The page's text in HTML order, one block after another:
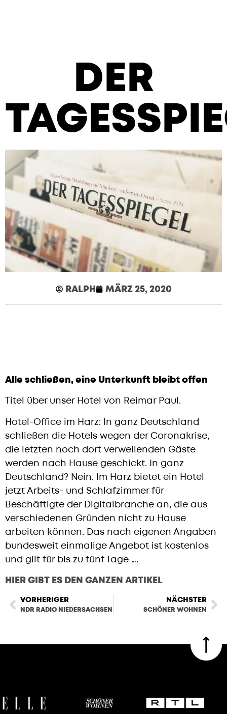
DER
RALPH MÄRZ 25, 2020
Alle schließen, eine Unterkunft bleibt offen
Titel über unser Hotel von Reimar Paul.
Hotel-Office im Harz: In ganz Deutschland
schließen die Hotels wegen der Coronakrise,
die letzten noch dort verweilenden Gäste
werden nach Hause geschickt. In ganz
Deutschland? Nein. Im Harz bietet ein Hotel
jetzt Arbeits- und Schlafzimmer für
Beschäftigte der Digitalbranche an, die aus
verschiedenen Gründen nicht zu Hause
arbeiten können. Das nach eigenen Angaben
bundesweit einmalige Angebot ist kostenlos
und gilt für bis zu fünf Tage ….
HIER GIBT ES DEN GANZEN ARTIKEL
VORHERIGER
NDR RADIO NIEDERSACHSEN
NÄCHSTER
SCHÖNER WOHNEN